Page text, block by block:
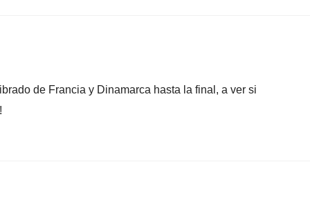
de Francia y Dinamarca hasta la final, a ver si